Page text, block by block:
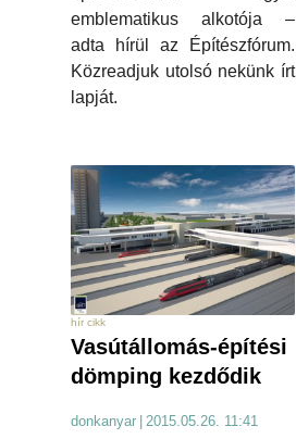
emblematikus alkotója –
adta hírül az Építészfórum.
Közreadjuk utolsó nekünk írt
lapját.
hír cikk
Vasútállomás-építési
dömping kezdődik
donkanyar | 2015.05.26. 11:41